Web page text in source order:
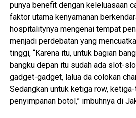
punya benefit dengan keleluasaan
faktor utama kenyamanan
hospitalitynya mengenai tempat
menjadi perdebatan yang
tinggi, “Karena itu, untuk bagian
bangku depan itu sudah ada slot-
gadget-gadget, lalua da colokan
Sedangkan untuk ketiga row,
penyimpanan botol,” imbuhnya di